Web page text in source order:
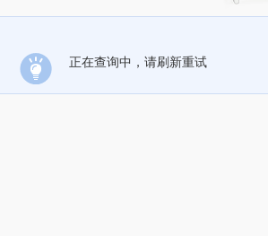
正在查询中，请刷新重试